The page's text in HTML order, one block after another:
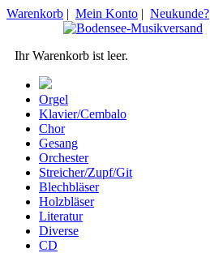
Warenkorb | Mein Konto | Neukunde?
Ihr Warenkorb ist leer.
Orgel
Klavier/Cembalo
Chor
Gesang
Orchester
Streicher/Zupf/Git
Blechbläser
Holzbläser
Literatur
Diverse
CD